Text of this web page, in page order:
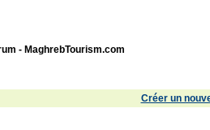
- MaghrebTourism.com
Créer un